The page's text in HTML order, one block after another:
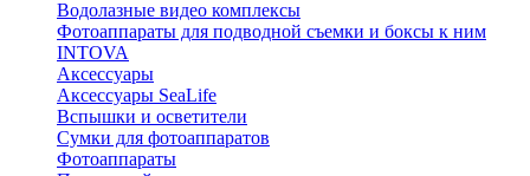
Водолазные видео комплексы
Фотоаппараты для подводной съемки и боксы к ним
INTOVA
Аксессуары
Аксессуары SeaLife
Вспышки и осветители
Сумки для фотоаппаратов
Фотоаппараты